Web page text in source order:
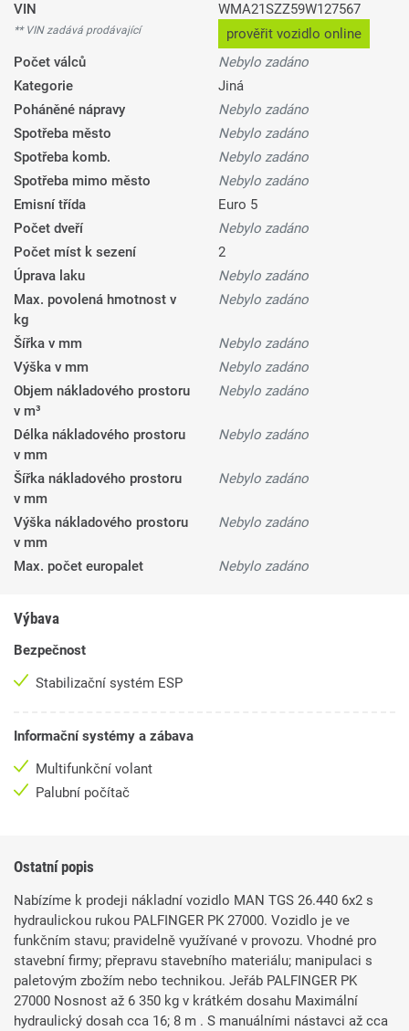
VIN
** VIN zadává prodávající
WMA21SZZ59W127567
prověřit vozidlo online
Počet válců
Nebylo zadáno
Kategorie
Jiná
Poháněné nápravy
Nebylo zadáno
Spotřeba město
Nebylo zadáno
Spotřeba komb.
Nebylo zadáno
Spotřeba mimo město
Nebylo zadáno
Emisní třída
Euro 5
Počet dveří
Nebylo zadáno
Počet míst k sezení
2
Úprava laku
Nebylo zadáno
Max. povolená hmotnost v
kg
Nebylo zadáno
Šířka v mm
Nebylo zadáno
Výška v mm
Nebylo zadáno
Objem nákladového prostoru
v m³
Nebylo zadáno
Délka nákladového prostoru
v mm
Nebylo zadáno
Šířka nákladového prostoru
v mm
Nebylo zadáno
Výška nákladového prostoru
v mm
Nebylo zadáno
Max. počet europalet Nebylo zadáno
Výbava
Bezpečnost
Stabilizační systém ESP
Informační systémy a zábava
Multifunkční volant
Palubní počítač
Ostatní popis
Nabízíme k prodeji nákladní vozidlo MAN TGS 26.440 6x2 s
hydraulickou rukou PALFINGER PK 27000. Vozidlo je ve
funkčním stavu; pravidelně využívané v provozu. Vhodné pro
stavební firmy; přepravu stavebního materiálu; manipulaci s
paletovým zbožím nebo technikou. Jeřáb PALFINGER PK
27000 Nosnost až 6 350 kg v krátkém dosahu Maximální
hydraulický dosah cca 16; 8 m . S manuálními nástavci až cca